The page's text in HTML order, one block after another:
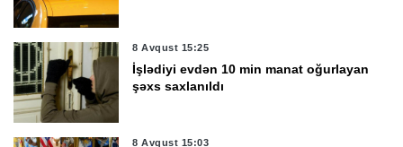
8 Avqust 15:25
İşlədiyi evdən 10 min manat oğurlayan
şəxs saxlanıldı
8 Avqust 15:03